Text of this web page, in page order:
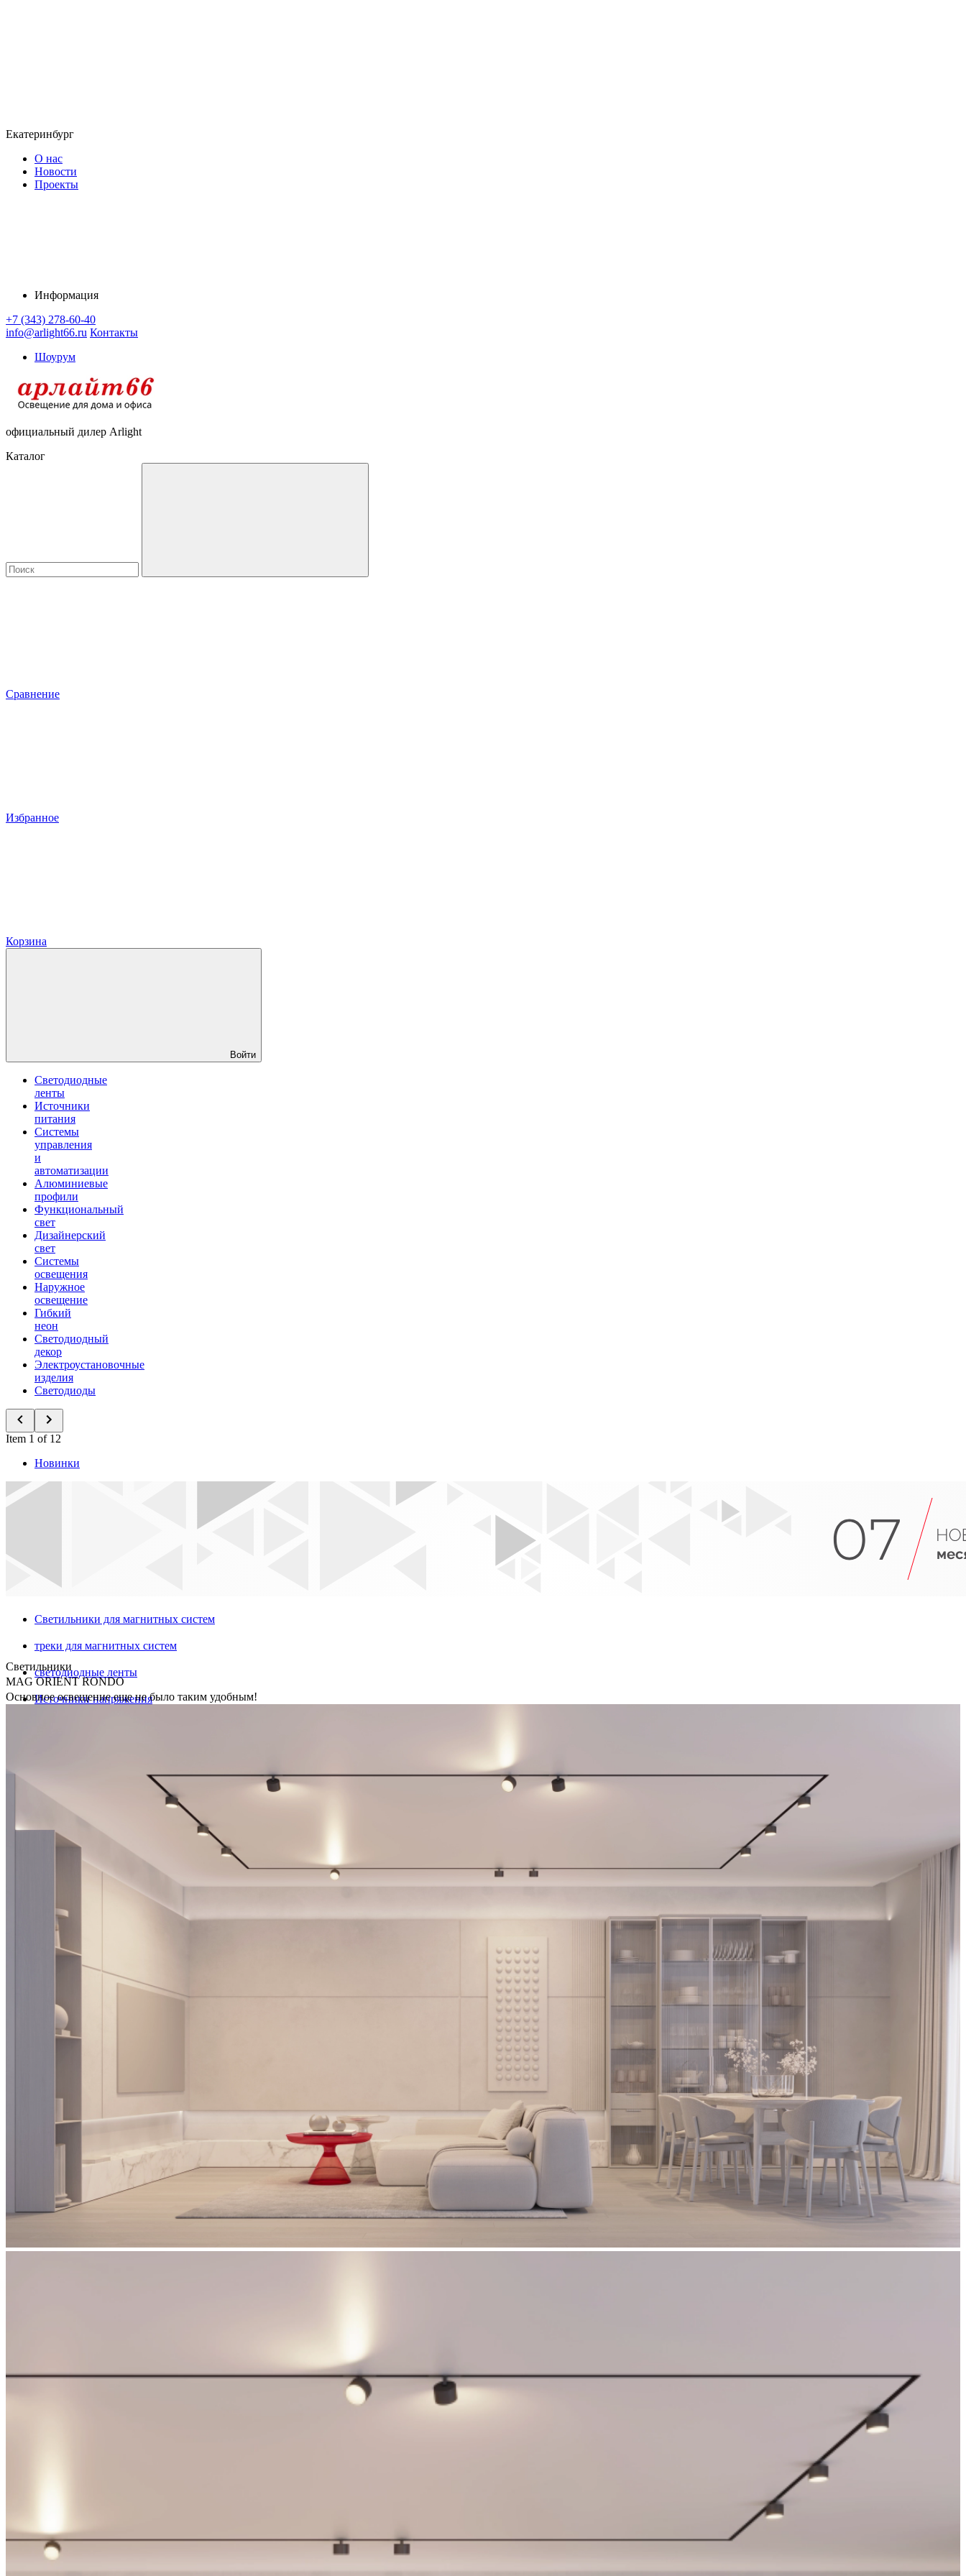
Екатеринбург
О нас
Новости
Проекты
Информация
+7 (343) 278-60-40
info@arlight66.ru Контакты
Шоурум
официальный дилер Arlight
Каталог
Сравнение
Избранное
Корзина
Войти
Светодиодные
ленты
Источники
питания
Системы
управления
и
автоматизации
Алюминиевые
профили
Функциональный
свет
Дизайнерский
свет
Системы
освещения
Наружное
освещение
Гибкий
неон
Светодиодный
декор
Электроустановочные
изделия
Светодиоды
Item 1 of 12
Новинки
Светильники для магнитных систем
треки для магнитных систем
светодиодные ленты
Источники напряжения
Светильники
MAG ORIENT RONDO
Основное освещение еще не было таким удобным!